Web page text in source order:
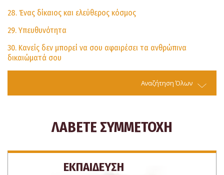
28. Ένας δίκαιος και ελεύθερος κόσμος
29. Υπευθυνότητα
30. Κανείς δεν μπορεί να σου αφαιρέσει τα ανθρώπινα
δικαιώματά σου
Αναζήτηση Όλων
ΛΑΒΕΤΕ ΣΥΜΜΕΤΟΧΗ
ΕΚΠΑΙΔΕΥΣΗ